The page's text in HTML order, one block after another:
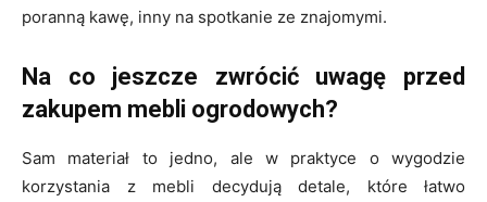
poranną kawę, inny na spotkanie ze znajomymi.
Na co jeszcze zwrócić uwagę przed
zakupem mebli ogrodowych?
Sam materiał to jedno, ale w praktyce o wygodzie
korzystania z mebli decydują detale, które łatwo